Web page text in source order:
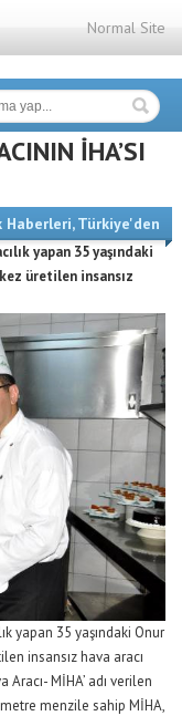
Normal Site
İHA’SI
Haberleri,Türkiye'den
yapan 35 yaşındaki
üretilen insansız
yapan 35 yaşındaki Onur
insansız hava aracı
Aracı- MİHA’ adı verilen
menzile sahip MİHA,